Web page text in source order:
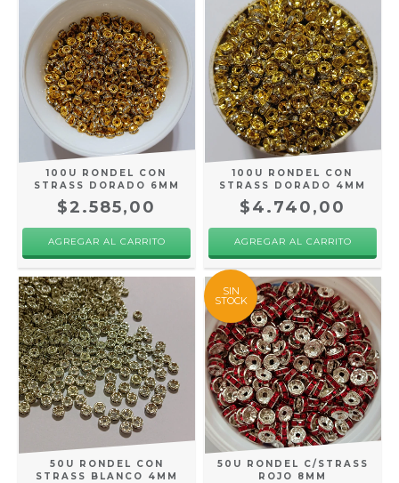
100U RONDEL CON
STRASS DORADO 6MM
$2.585,00
100U RONDEL CON
STRASS DORADO 4MM
$4.740,00
50U RONDEL CON
STRASS BLANCO 4MM
SIN
STOCK
50U RONDEL C/STRASS
ROJO 8MM